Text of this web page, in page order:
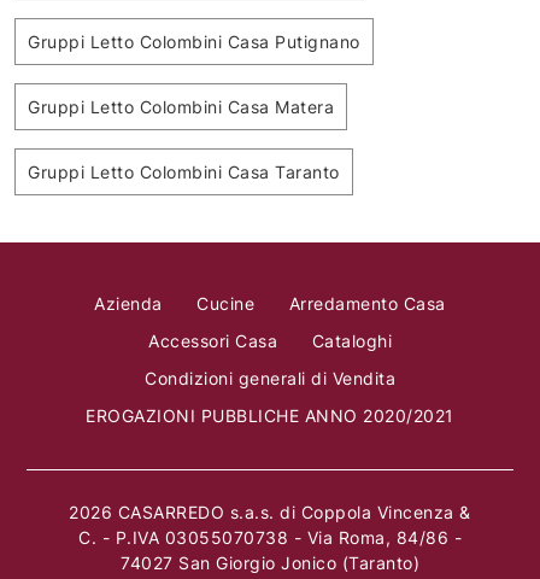
Gruppi Letto Colombini Casa Putignano
Gruppi Letto Colombini Casa Matera
Gruppi Letto Colombini Casa Taranto
Azienda Cucine
Arredamento Casa
Accessori Casa
Cataloghi
Condizioni generali di Vendita
EROGAZIONI PUBBLICHE ANNO 2020/2021
2026 CASARREDO s.a.s. di Coppola Vincenza &
C. - P.IVA 03055070738 - Via Roma, 84/86 -
74027 San Giorgio Jonico (Taranto)